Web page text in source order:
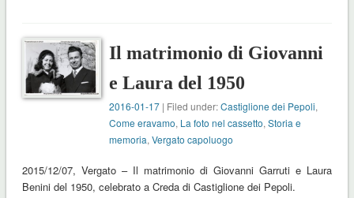
Il matrimonio di Giovanni
e Laura del 1950
2016-01-17 | Filed under:Castiglione dei Pepoli,
Come eravamo, La foto nel cassetto,Storia e
memoria,Vergato capoluogo
2015/12/07, Vergato – Il matrimonio di Giovanni Garruti e Laura
Benini del 1950, celebrato a Creda di Castiglione dei Pepoli.